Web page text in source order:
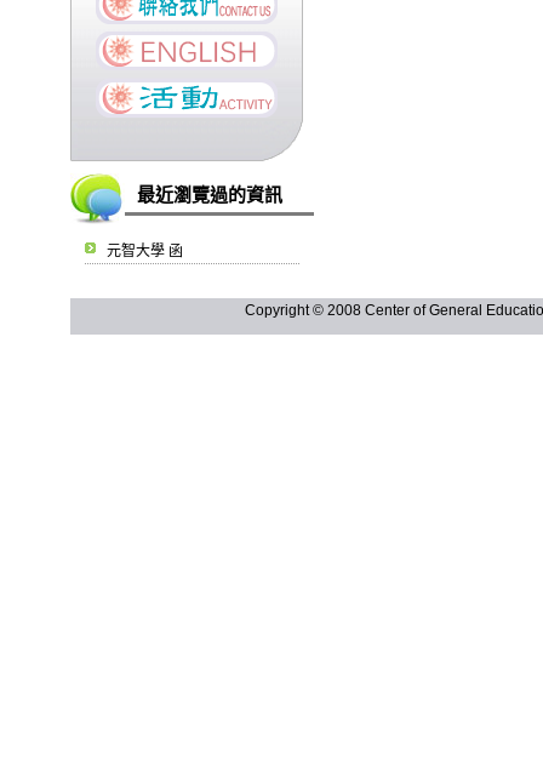
最近瀏覽過的資訊
元智大學 函
Copyright © 2008 Center of General